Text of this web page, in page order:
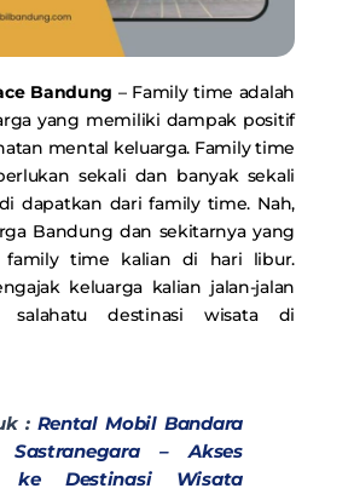
Bandung – Family time adalah
yang memiliki dampak positif
mental keluarga. Family time
sekali dan banyak sekali
dapatkan dari family time. Nah,
Bandung dan sekitarnya yang
family time kalian di hari libur.
keluarga kalian jalan-jalan
salahatu destinasi wisata di
: Rental Mobil Bandara
Sastranegara – Akses
ke Destinasi Wisata